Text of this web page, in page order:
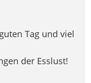
Tag und viel
der Esslust!